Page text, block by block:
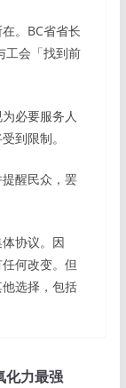
。BC省省长
工会「找到前
必要服务人
到限制。
醒民众，罢
协议。因
何改变。但
选择，包括
化力最强